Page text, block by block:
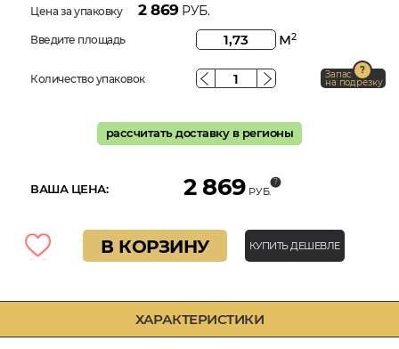
ХАРАКТЕРИСТИКИ
Цена за упаковку 2 869РУБ.
Введите площадь м2
Количество упаковок Запас
на подрезку
рассчитать доставку в регионы
ВАША ЦЕНА: 2 869 РУБ.
В КОРЗИНУ КУПИТЬ ДЕШЕВЛЕ